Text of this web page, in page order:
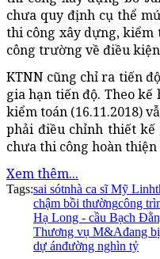
chưa quy định cụ thể
thi công xây dựng, kiểm
công trường về điều
KTNN cũng chỉ ra tiến
gia hạn tiến độ. Theo
kiểm toán (16.11.2018)
phải điều chỉnh thiết kế
chưa thi công hoàn thiện
Xem thêm...
Tags:sai sótnhà ca sĩ Mỹ Linh
chậm bồi thườngcông
Hạ Long - cầu Bạch
Thương vụ M&Ađang
dự ánđường nghìn tỷ